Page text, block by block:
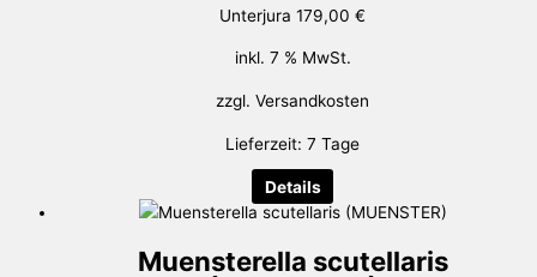
Unterjura 179,00 €
inkl. 7 % MwSt.
zzgl. Versandkosten
Lieferzeit: 7 Tage
Details
Muensterella scutellaris